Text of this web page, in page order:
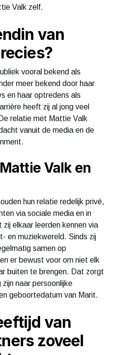
Valk zelf.
van
vooral bekend als
meer bekend door haar
en haar optredens als
heeft zij al jong veel
relatie met Mattie Valk
vanuit de media en de
Valk en
hun relatie redelijk privé,
via sociale media en in
elkaar leerden kennen via
en muziekwereld. Sinds zij
samen op
er bewust voor om niet elk
buiten te brengen. Dat zorgt
naar persoonlijke
geboortedatum van Marit.
van
zoveel